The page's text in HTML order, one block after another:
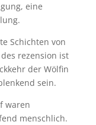
eine
Schichten von
rezension ist
der Wölfin
sein.
waren
menschlich.